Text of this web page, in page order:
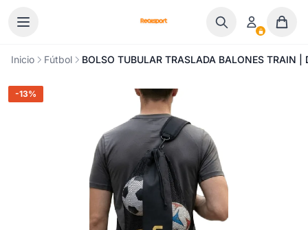
Inicio Fútbol BOLSO TUBULAR TRASLADA BALONES TRAIN |
-13%